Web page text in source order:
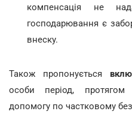
компенсація не
господарювання є
внеску.
Також пропонується
особи період,
допомогу по частковому